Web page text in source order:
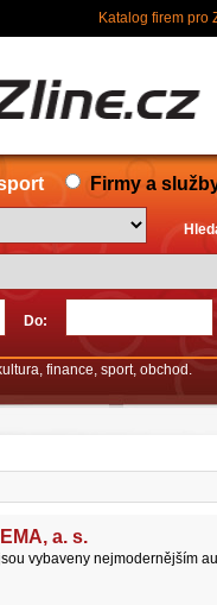
Katalog firem pro
Firmy a
Do:
finance, sport, obchod.
a. s.
vybaveny nejmodernějším